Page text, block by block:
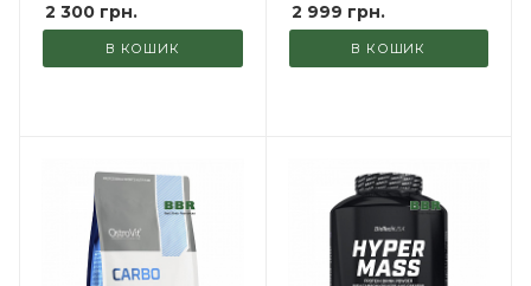
2 300 грн.
В КОШИК
2 999 грн.
В КОШИК